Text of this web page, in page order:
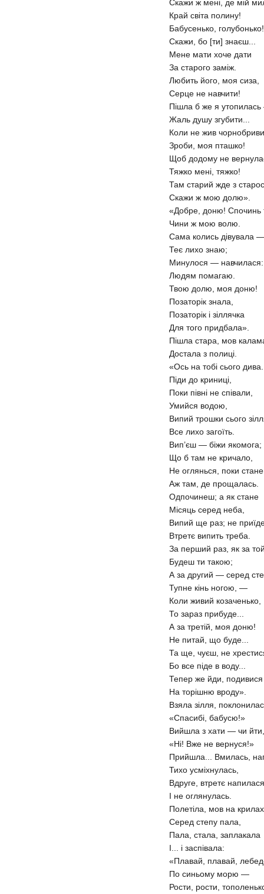
Скажи ж мені, де мій
Край світа полину!
Бабусенько, голубонько!
Скажи, бо [ти] знаєш...
Мене мати хоче дати
За старого заміж.
Любить його, моя сиза,
Серце не навчити!
Пішла б же я
Жаль душу згубити...
Коли не жив
Зроби, моя пташко!
Щоб додому не
Тяжко мені, тяжко!
Там старий жде з
Скажи ж мою долю».
«Добре, доню! Спочинь
Чини ж мою волю.
Сама колись дівувала —
Теє лихо знаю;
Минулося — навчилася:
Людям помагаю.
Твою долю, моя доню!
Позаторік знала,
Позаторік і зіллячка
Для того придбала».
Пішла стара, мов
Достала з полиці.
«Ось на тобі сього дива.
Піди до криниці,
Поки півні не співали,
Умийся водою,
Випий трошки сього
Все лихо загоїть.
Вип’єш — біжи якомога;
Що б там не кричало,
Не оглянься, поки
Аж там, де прощалась.
Одпочинеш; а як стане
Місяць серед неба,
Випий ще раз; не
Втретє випить треба.
За перший раз, як за той
Будеш ти такою;
А за другий — серед
Тупне кінь ногою, —
Коли живий козаченько,
То зараз прибуде...
А за третій, моя доню!
Не питай, що буде...
Та ще, чуєш, не
Бо все піде в воду...
Тепер же йди, подивися
На торішню вроду».
Взяла зілля,
«Спасибі, бабусю!»
Вийшла з хати — чи йти,
«Ні! Вже не вернуся!»
Прийшла... Вмилась,
Тихо усміхнулась,
Вдруге, втретє напилася
І не оглянулась.
Полетіла, мов на
Серед степу пала,
Пала, стала, заплакала
І... і заспівала:
«Плавай, плавай,
По синьому морю —
Рости, рости,